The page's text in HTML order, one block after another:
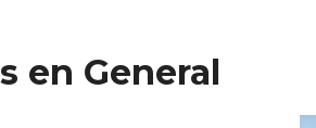
en General